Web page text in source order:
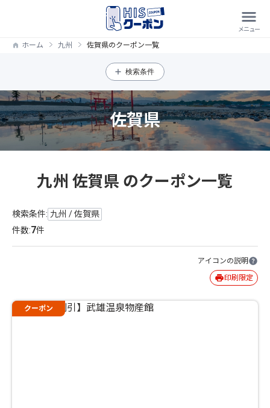
ホーム 九州 佐賀県のクーポン一覧
検索条件
佐賀県
九州 佐賀県 のクーポン一覧
検索条件: 九州 / 佐賀県
件数:7件
アイコンの説明
印刷限定
クーポン